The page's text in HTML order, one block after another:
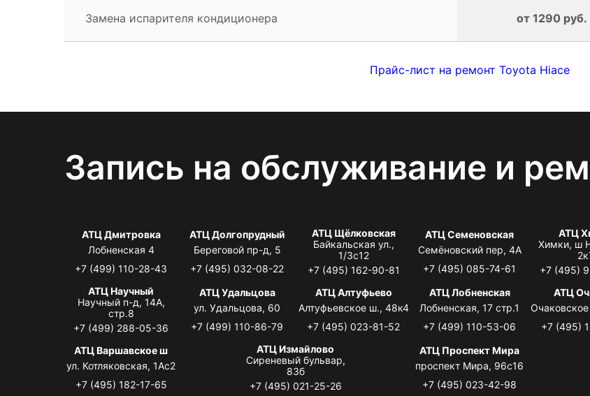
Замена испарителя кондиционера от 1290 руб.
Прайс-лист на ремонт Toyota Hiace
Запись на обслуживание и
АТЦ Дмитровка
Лобненская 4
+7 (499) 110-28-43
АТЦ Долгопрудный
Береговой пр-д, 5
+7 (495) 032-08-22
АТЦ Щёлковская
Байкальская ул.,
1/3с12
+7 (495) 162-90-81
АТЦ Семеновская
Семёновский пер, 4А
+7 (495) 085-74-61
АТЦ
Химки, ш
+7 (495)
АТЦ Научный
Научный п-д, 14А,
стр.8
+7 (499) 288-05-36
АТЦ Удальцова
ул. Удальцова, 60
+7 (499) 110-86-79
АТЦ Алтуфьево
Алтуфьевское ш., 48к4
+7 (495) 023-81-52
АТЦ Лобненская
Лобненская, 17 стр.1
+7 (499) 110-53-06
АТЦ
+7 (495)
АТЦ Варшавское ш
ул. Котляковская, 1Ас2
+7 (495) 182-17-65
АТЦ Измайлово
Сиреневый бульвар,
83б
+7 (495) 021-25-26
АТЦ Проспект Мира
проспект Мира, 96с16
+7 (495) 023-42-98